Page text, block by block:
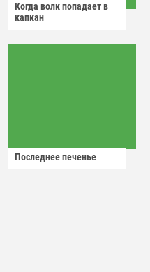
Когда волк попадает в
капкан
Последнее печенье